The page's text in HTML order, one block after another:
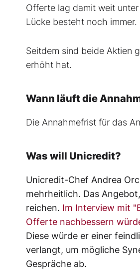
Offerte lag damit weit
Lücke besteht noch immer.
Seitdem sind beide Aktien
erhöht hat.
Wann läuft die
Die Annahmefrist für das
Was will Unicredit?
Unicredit-Chef Andrea
mehrheitlich. Das
reichen. Im Interview mit
Offerte nachbessern
Diese würde er einer
verlangt, um mögliche
Gespräche ab.